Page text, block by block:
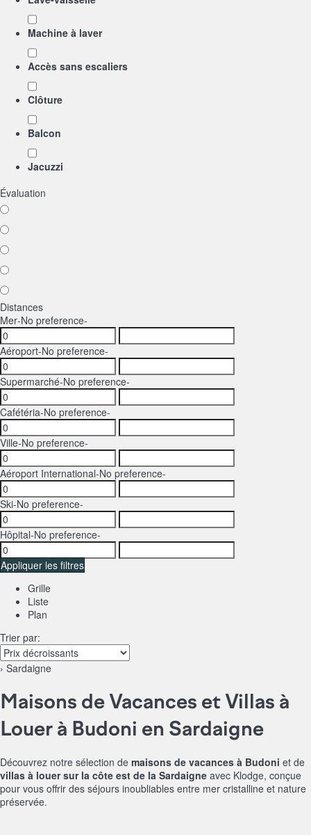
Machine à laver
Accès sans escaliers
Clôture
Balcon
Jacuzzi
Évaluation
Distances
Mer-No preference-
Aéroport-No preference-
Supermarché-No preference-
Cafétéria-No preference-
Ville-No preference-
Aéroport International-No preference-
Ski-No preference-
Hôpital-No preference-
Appliquer les filtres
Grille
Liste
Plan
Trier par:
› Sardaigne
Maisons de Vacances et Villas à
Louer à Budoni en Sardaigne
Découvrez notre sélection de maisons de vacances à Budoni et de
villas à louer sur la côte est de la Sardaigne avec Klodge, conçue
pour vous offrir des séjours inoubliables entre mer cristalline et nature
préservée.